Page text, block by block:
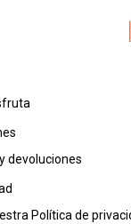
devoluciones
Política de